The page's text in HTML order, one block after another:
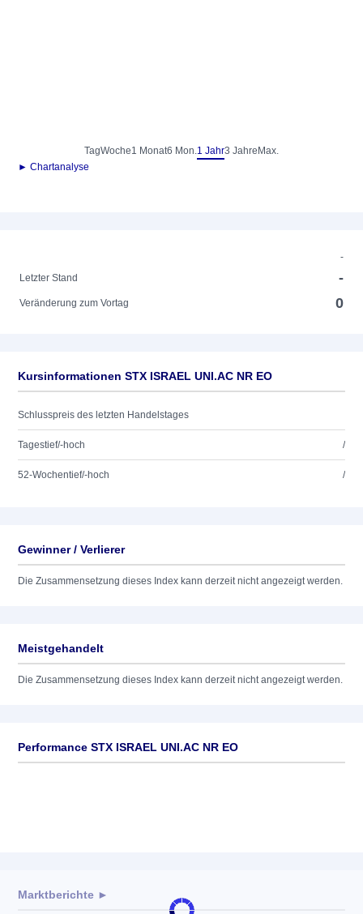
TagWoche1 Monat6 Mon.1 Jahr3 Jahre Max.
► Chartanalyse
-
Letzter Stand
-
Veränderung zum Vortag 0
Kursinformationen STX ISRAEL UNI.AC NR EO
Schlusspreis des letzten Handelstages
Tagestief/-hoch /
52-Wochentief/-hoch /
Gewinner / Verlierer
Die Zusammensetzung dieses Index kann derzeit nicht angezeigt werden.
Meistgehandelt
Die Zusammensetzung dieses Index kann derzeit nicht angezeigt werden.
Performance STX ISRAEL UNI.AC NR EO
Marktberichte ►